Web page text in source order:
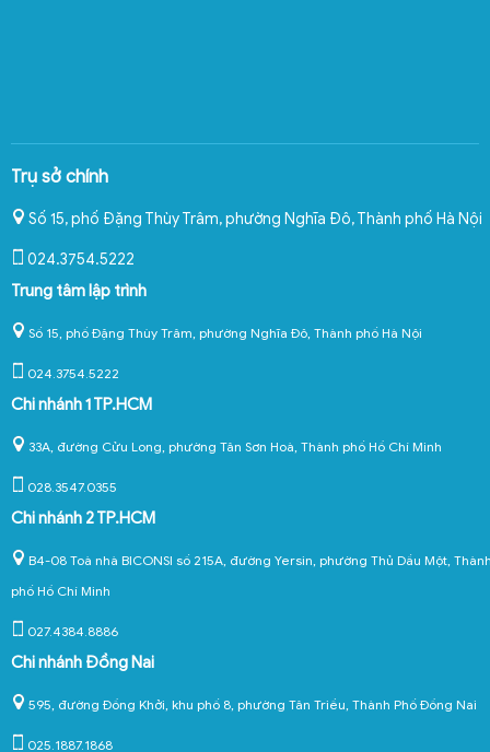
Trụ sở chính
Số 15, phố Đặng Thùy Trâm, phường Nghĩa Đô,Thành phố Hà Nội
024.3754.5222
Trung tâm lập trình
Số 15, phố Đặng Thùy Trâm, phường Nghĩa Đô, Thành phố Hà Nội
024.3754.5222
Chi nhánh 1 TP.HCM
33A, đường Cửu Long, phường Tân Sơn Hoà, Thành phố Hồ Chí Minh
028.3547.0355
Chi nhánh 2 TP.HCM
B4-08 Toà nhà BICONSI số 215A, đường Yersin, phường Thủ Dầu Một,
phố Hồ Chí Minh
027.4384.8886
Chi nhánh Đồng Nai
595, đường Đồng Khởi, khu phố 8, phường Tân Triều, Thành Phố Đồng Nai
025.1887.1868